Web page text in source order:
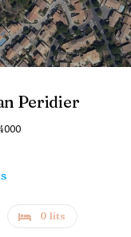
Peridier
0 lits